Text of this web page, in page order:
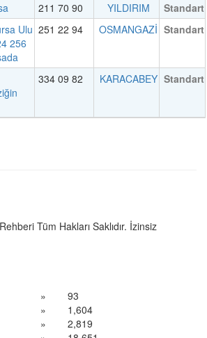
211 70 90 YILDIRIM
Standart
Ulu
256
251 22 94 OSMANGAZİ Standart
334 09 82 KARACABEY Standart
Tüm Hakları Saklıdır. İzinsiz
»
93
»
1,604
»
2,819